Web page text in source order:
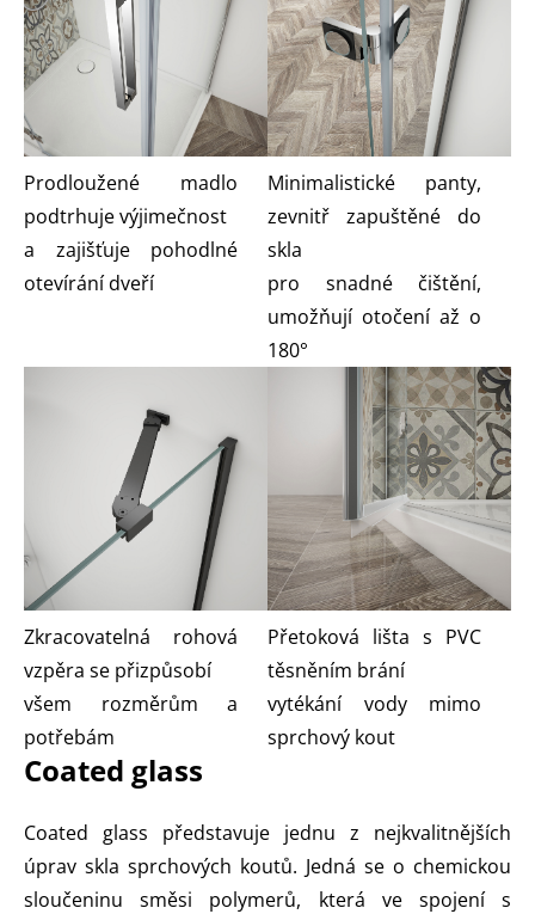
Prodloužené madlo
podtrhuje výjimečnost
a zajišťuje pohodlné
otevírání dveří
Minimalistické panty,
zevnitř zapuštěné do
skla
pro snadné čištění,
umožňují otočení až o
180°
Zkracovatelná rohová
vzpěra se přizpůsobí
všem rozměrům a
potřebám
Přetoková lišta s PVC
těsněním brání
vytékání vody mimo
sprchový kout
Coated glass
Coated glass představuje jednu z nejkvalitnějších
úprav skla sprchových koutů. Jedná se o chemickou
sloučeninu směsi polymerů, která ve spojení s